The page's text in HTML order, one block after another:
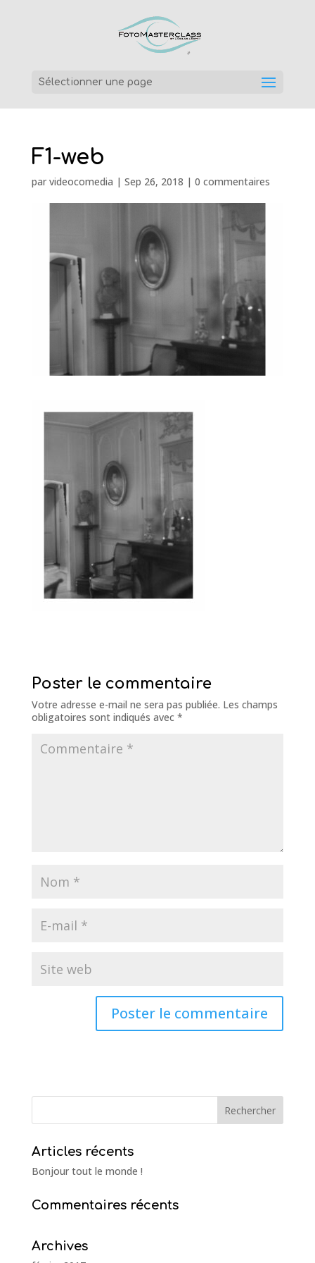
Sélectionner une page
F1-web
par videocomedia | Sep 26, 2018 | 0 commentaires
Poster le commentaire
Votre adresse e-mail ne sera pas publiée. Les champs
obligatoires sont indiqués avec *
Articles récents
Bonjour tout le monde !
Commentaires récents
Archives